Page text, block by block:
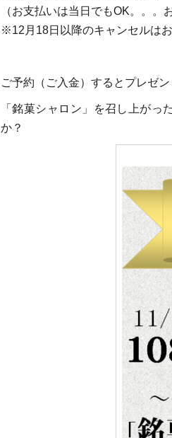
（お支払いは当日でもOK。。
※12月18日以降のキャンセルはお
ご予約（ご入金）するとプレゼ
「銘菓シャロン」を召し上が
か？